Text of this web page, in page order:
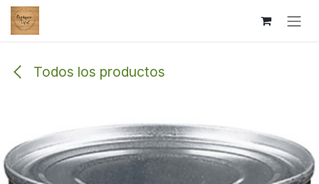
Ir al contenido
Todos los productos